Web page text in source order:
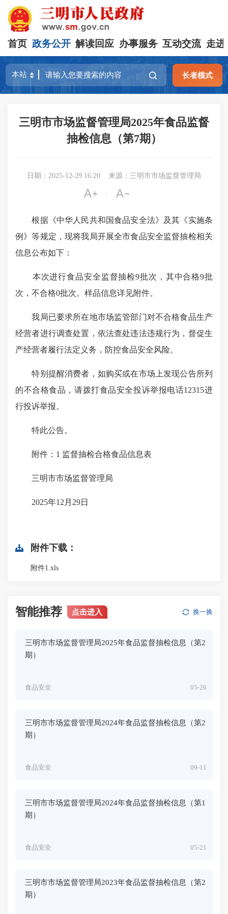
首页 政务公开 解读回应 办事服务 互动交流 走进
长者模式
三明市市场监督管理局2025年食品监督
抽检信息（第7期）
日期：2025-12-29 16:20 来源：三明市市场监督管理局
 
根据《中华人民共和国食品安全法》及其《实施条
例》等规定，现将我局开展全市食品安全监督抽检相关
信息公布如下：
本次进行食品安全监督抽检9批次，其中合格9批
次，不合格0批次。样品信息详见附件。
我局已要求所在地市场监管部门对不合格食品生产
经营者进行调查处置，依法查处违法违规行为，督促生
产经营者履行法定义务，防控食品安全风险。
特别提醒消费者，如购买或在市场上发现公告所列
的不合格食品，请拨打食品安全投诉举报电话12315进
行投诉举报。
特此公告。
附件：1 监督抽检合格食品信息表
三明市市场监督管理局
2025年12月29日
附件下载：
附件1.xls
智能推荐 点击进入 换一换
三明市市场监督管理局2025年食品监督抽检信息（第2
期）
05-26
食品安全
三明市市场监督管理局2024年食品监督抽检信息（第2
期）
09-11
食品安全
三明市市场监督管理局2024年食品监督抽检信息（第1
期）
05-21
食品安全
三明市市场监督管理局2023年食品监督抽检信息（第2
期）